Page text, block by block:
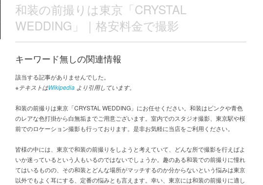
和装の前撮りは東京「CRYSTAL
WEDDING」｜格安料金で撮影
キーワード無しの関連情報
該当する記事がありませんでした。
※テキストはWikipedia より引用しています。
和装の前撮りは東京「CRYSTAL WEDDING」にお任せください。和装はピンクや青色
のレアな色打掛から白無垢までご用意ございます。室内でのスタジオ撮影、東京駅や桜
前でのロケーション撮影も行っております。是非お気軽に当店をご利用ください。
皆様の中には、東京で和装の前撮りをしようと考えていて、どんな所で撮影を行えばよ
いか迷っているという人もいるのではないでしょうか。趣のある和装での前撮りに憧れ
てはいるものの、その和装とどんな場所がマッチするのか分からないという悩みは東京
以外でもよく耳にする、定番の悩みとも言えます。幸い、東京には和装の前撮りに適し